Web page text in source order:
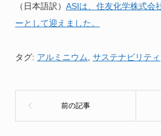
（日本語訳） ASIは、住友化学株式会
ーとして迎えました。
タグ: アルミニウム サステナビリティ